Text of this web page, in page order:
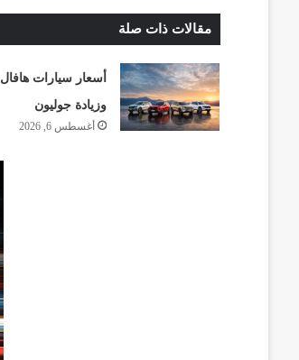
مقالات ذات صلة
وزيادة جوليون
أغسطس 6, 2026